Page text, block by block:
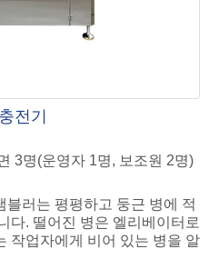
전기
3명(운영자 1명, 보조원 2명)
블러는 평평하고 둥근 병에 적
다. 떨어진 병은 엘리베이터로
작업자에게 비어 있는 병을 알